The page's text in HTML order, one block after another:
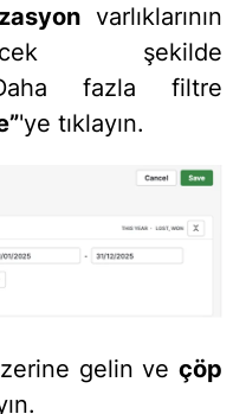
varlıklarının
şekilde
fazla filtre
'ye tıklayın.
gelin ve çöp